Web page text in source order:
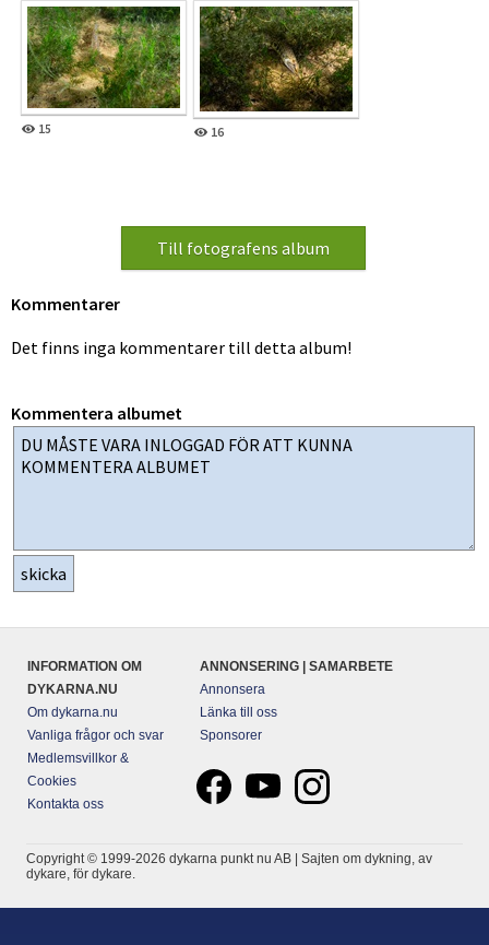
15 16
Kommentarer
Det finns inga kommentarer till detta album!
Kommentera albumet
INFORMATION OM
DYKARNA.NU
Om dykarna.nu
Vanliga frågor och svar
Medlemsvillkor &
Cookies
Kontakta oss
ANNONSERING | SAMARBETE
Annonsera
Länka till oss
Sponsorer
Copyright © 1999-2026 dykarna punkt nu AB | Sajten om dykning, av
dykare, för dykare.